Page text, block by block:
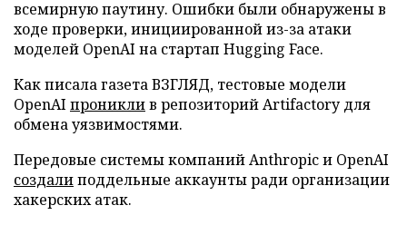
всемирную паутину. Ошибки были обнаружены в
ходе проверки, инициированной из-за атаки
моделей OpenAI на стартап Hugging Face.
Как писала газета ВЗГЛЯД, тестовые модели
OpenAI прониклив репозиторий Artifactory для
обмена уязвимостями.
Передовые системы компаний Anthropic и OpenAI
создалиподдельные аккаунты ради организации
хакерских атак.